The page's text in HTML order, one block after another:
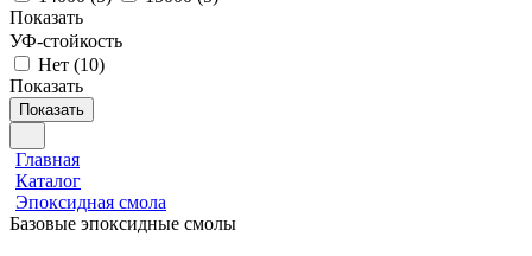
Показать
УФ-стойкость
Нет (10)
Показать
Показать
Главная
Каталог
Эпоксидная смола
Базовые эпоксидные смолы